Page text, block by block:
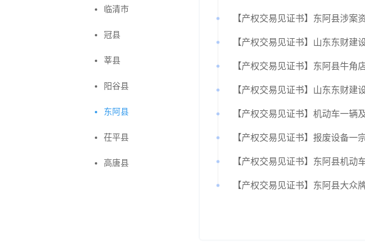
临清市
冠县
莘县
阳谷县
东阿县
茌平县
高唐县
【产权交易见证书】东阿县涉案
【产权交易见证书】山东东财
【产权交易见证书】东阿县牛
【产权交易见证书】山东东财建
【产权交易见证书】机动车一辆
【产权交易见证书】报废设备一
【产权交易见证书】东阿县机动
【产权交易见证书】东阿县大